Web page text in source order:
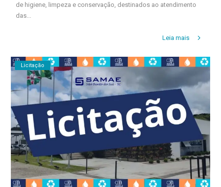
de higiene, limpeza e conservação, destinados ao atendimento
das...
Leia mais
Licitação